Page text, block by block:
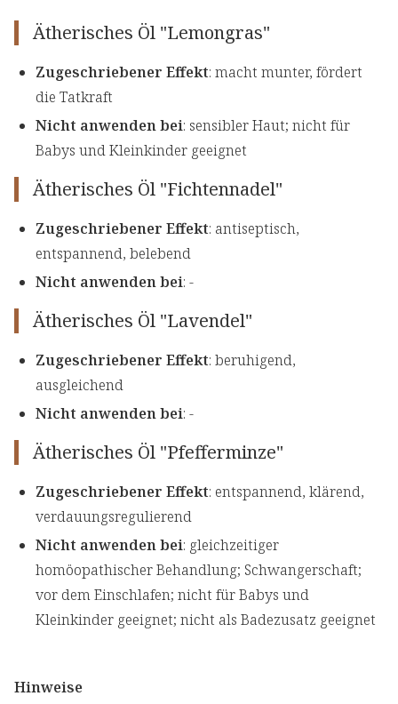
Ätherisches Öl "Lemongras"
Zugeschriebener Effekt: macht munter, fördert
die Tatkraft
Nicht anwenden bei: sensibler Haut; nicht für
Babys und Kleinkinder geeignet
Ätherisches Öl "Fichtennadel"
Zugeschriebener Effekt: antiseptisch,
entspannend, belebend
Nicht anwenden bei: -
Ätherisches Öl "Lavendel"
Zugeschriebener Effekt: beruhigend,
ausgleichend
Nicht anwenden bei: -
Ätherisches Öl "Pfefferminze"
Zugeschriebener Effekt: entspannend, klärend,
verdauungsregulierend
Nicht anwenden bei: gleichzeitiger
homöopathischer Behandlung; Schwangerschaft;
vor dem Einschlafen; nicht für Babys und
Kleinkinder geeignet; nicht als Badezusatz geeignet
Hinweise